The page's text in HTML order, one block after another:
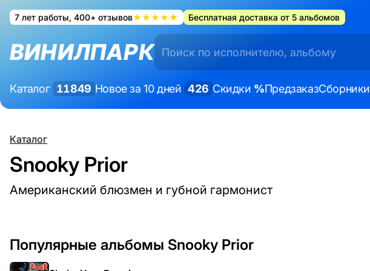
7 лет работы, 400+ отзывов★★★★★ Бесплатная доставка от 5 альбомов
ВИНИЛПАРК
Каталог 11849 Новое за 10 дней 426 Скидки %ПредзаказСборники
Каталог
Snooky Prior
Американский блюзмен и губной гармонист
Популярные альбомы Snooky Prior